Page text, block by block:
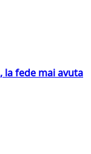
la fede mai avuta